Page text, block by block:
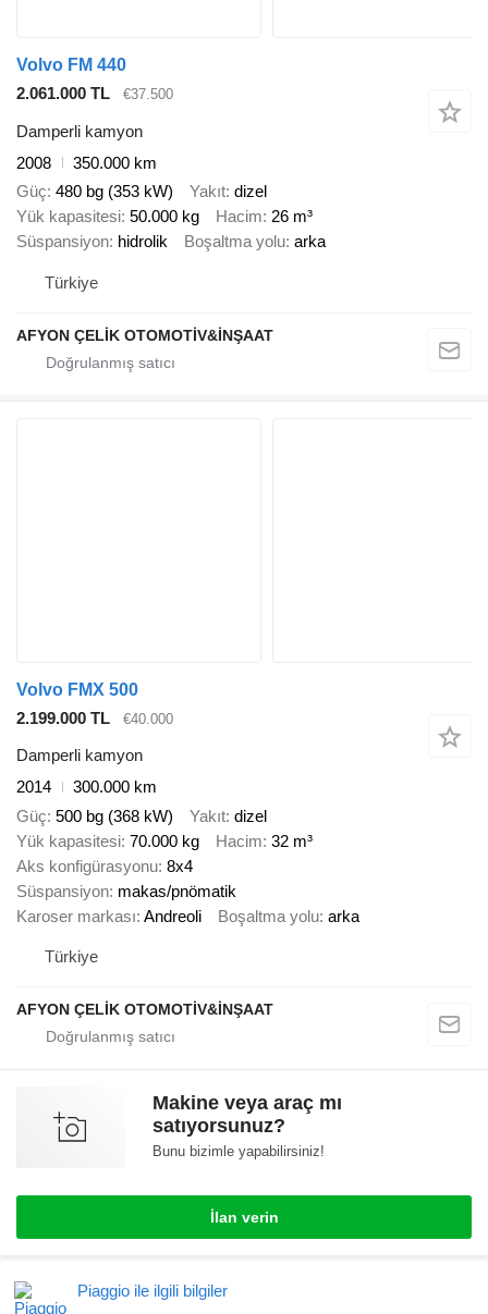
Volvo FM 440
2.061.000 TL
€37.500
Damperli kamyon
2008
350.000 km
Güç 480 bg (353 kW) Yakıt dizel
Yük kapasitesi 50.000 kg Hacim 26 m³
Süspansiyon hidrolik Boşaltma yolu arka
Türkiye
AFYON ÇELİK OTOMOTİV&İNŞAAT
Volvo FMX 500
2.199.000 TL
€40.000
Damperli kamyon
2014
300.000 km
Güç 500 bg (368 kW) Yakıt dizel
Yük kapasitesi 70.000 kg Hacim 32 m³
Aks konfigürasyonu 8x4
Süspansiyon makas/pnömatik
Karoser markası Andreoli Boşaltma yolu arka
Türkiye
AFYON ÇELİK OTOMOTİV&İNŞAAT
Makine veya araç mı
satıyorsunuz?
Bunu bizimle yapabilirsiniz!
İlan verin
Piaggio ile ilgili bilgiler